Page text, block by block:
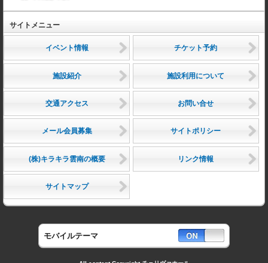
サイトメニュー
イベント情報 チケット予約
施設紹介 施設利用について
交通アクセス お問い合せ
メール会員募集 サイトポリシー
(株)キラキラ雲南の概要 リンク情報
サイトマップ
モバイルテーマ